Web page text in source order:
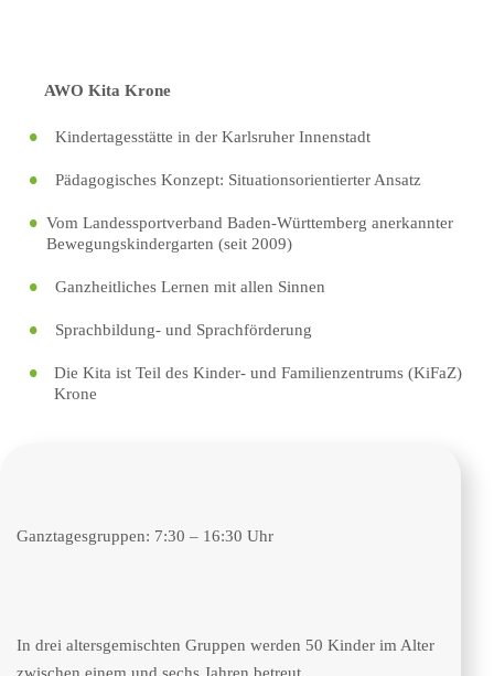
AWO Kita Krone
Kindertagesstätte in der Karlsruher Innenstadt
Pädagogisches Konzept: Situationsorientierter Ansatz
Vom Landessportverband Baden-Württemberg anerkannter
Bewegungskindergarten (seit 2009)
Ganzheitliches Lernen mit allen Sinnen
Sprachbildung- und Sprachförderung
Die Kita ist Teil des Kinder- und Familienzentrums (KiFaZ)
Krone
Ganztagesgruppen: 7:30 – 16:30 Uhr
In drei altersgemischten Gruppen werden 50 Kinder im Alter